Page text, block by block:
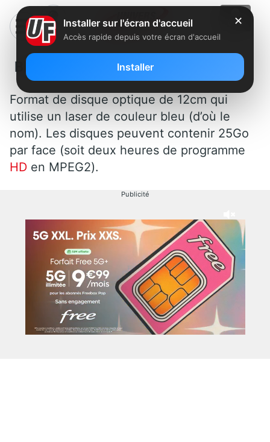
Blue-Ray
Format de disque optique de 12cm qui
utilise un laser de couleur bleu (d’où le
nom). Les disques peuvent contenir 25Go
par face (soit deux heures de programme
HD en MPEG2).
Publicité
✕
Installer sur l'écran d'accueil
Accès rapide depuis votre écran d'accueil
Installer